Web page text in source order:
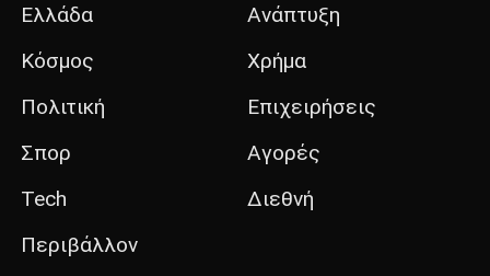
Ελλάδα
Κόσμος
Πολιτική
Σπορ
Tech
Περιβάλλον
Ανάπτυξη
Χρήμα
Επιχειρήσεις
Αγορές
Διεθνή